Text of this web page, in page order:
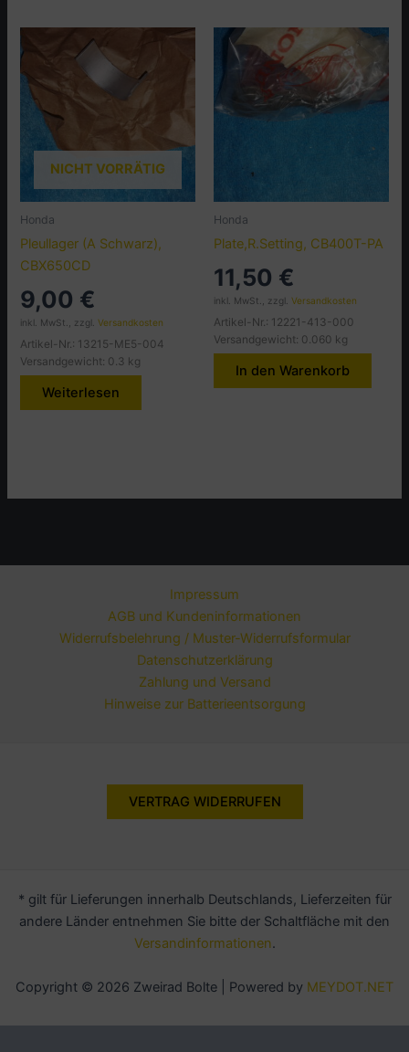
NICHT VORRÄTIG
Honda
Pleullager (A Schwarz),
CBX650CD
9,00 €
inkl. MwSt., zzgl.Versandkosten
Artikel-Nr.: 13215-ME5-004
Versandgewicht: 0.3 kg
Weiterlesen
Honda
Plate,R.Setting, CB400T-PA
11,50 €
inkl. MwSt., zzgl. Versandkosten
Artikel-Nr.: 12221-413-000
Versandgewicht: 0.060 kg
In den Warenkorb
Impressum
AGB und Kundeninformationen
Widerrufsbelehrung / Muster-Widerrufsformular
Datenschutzerklärung
Zahlung und Versand
Hinweise zur Batterieentsorgung
VERTRAG WIDERRUFEN
* gilt für Lieferungen innerhalb Deutschlands, Lieferzeiten für
andere Länder entnehmen Sie bitte der Schaltfläche mit den
Versandinformationen.
Copyright © 2026 Zweirad Bolte | Powered by MEYDOT.NET